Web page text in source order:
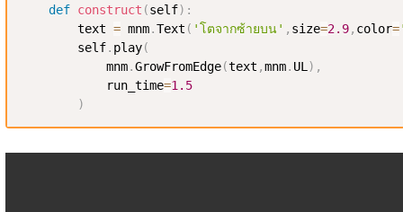
def construct (self) :
        text
= mnm.Text ( 'โตจากซ้ายบน' , size=2.9, color=
        self
. play(
            mnm
.GrowFromEdge(text ,mnm. UL) ,
            run_time
=1.5
)